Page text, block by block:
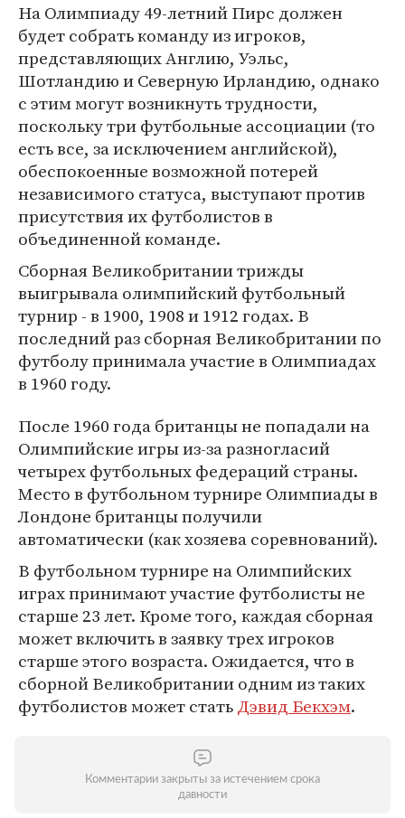
На Олимпиаду 49-летний Пирс должен
будет собрать команду из игроков,
представляющих Англию, Уэльс,
Шотландию и Северную Ирландию, однако
с этим могут возникнуть трудности,
поскольку три футбольные ассоциации (то
есть все, за исключением английской),
обеспокоенные возможной потерей
независимого статуса, выступают против
присутствия их футболистов в
объединенной команде.
Сборная Великобритании трижды
выигрывала олимпийский футбольный
турнир - в 1900, 1908 и 1912 годах. В
последний раз сборная Великобритании по
футболу принимала участие в Олимпиадах
в 1960 году.
После 1960 года британцы не попадали на
Олимпийские игры из-за разногласий
четырех футбольных федераций страны.
Место в футбольном турнире Олимпиады в
Лондоне британцы получили
автоматически (как хозяева соревнований).
В футбольном турнире на Олимпийских
играх принимают участие футболисты не
старше 23 лет. Кроме того, каждая сборная
может включить в заявку трех игроков
старше этого возраста. Ожидается, что в
сборной Великобритании одним из таких
футболистов может статьДэвид Бекхэм.
Комментарии закрыты за истечением срока
давности